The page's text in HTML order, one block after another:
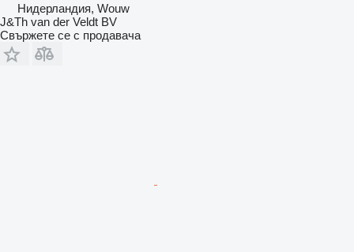
Нидерландия, Wouw
J&Th van der Veldt BV
Свържете се с продавача